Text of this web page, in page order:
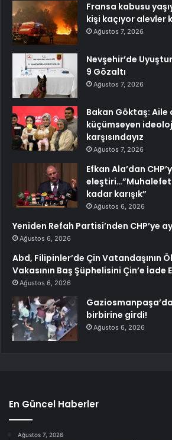
Fransa kabusu
kişi kaçıyor alevler
Ağustos 7, 2026
Nevşehir’de
9 Gözaltı
Ağustos 7, 2026
Bakan Göktaş: Aile
küçümseyen
karşısındayız
Ağustos 7, 2026
Efkan Ala’dan
kadar karışık”
Ağustos 6, 2026
Yeniden Refah Partisi’nden CHP’ye
Ağustos 6, 2026
Abd, Filipinler’de Çin Vatandaşının
Vakasının Baş Şüphelisini Çin’e İade
Ağustos 6, 2026
birbirine girdi!
Ağustos 6, 2026
En Güncel Haberler
Ağustos 7, 2026